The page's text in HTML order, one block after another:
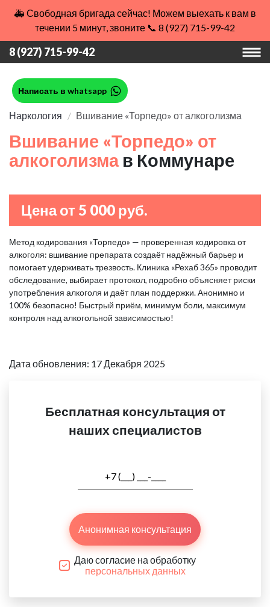
🚑 Свободная бригада сейчас! Можем выехать к вам в
течении 5 минут, звоните 📞 8 (927) 715-99-42
8 (927) 715-99-42
Написать в whatsapp
Наркология Вшивание «Торпедо» от алкоголизма
Вшивание «Торпедо» от
алкоголизма в Коммунаре
Цена от 5 000 руб.
Метод кодирования «Торпедо» — проверенная кодировка от
алкоголя: вшивание препарата создаёт надёжный барьер и
помогает удерживать трезвость. Клиника «Рехаб 365» проводит
обследование, выбирает протокол, подробно объясняет риски
употребления алкоголя и даёт план поддержки. Анонимно и
100% безопасно! Быстрый приём, минимум боли, максимум
контроля над алкогольной зависимостью!
Дата обновления: 17 Декабря 2025
Бесплатная консультация от
наших специалистов
Анонимная консультация
Даю согласие на обработку
персональных данных